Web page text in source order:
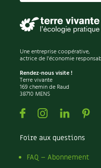
Conception et gros oeuvre
Matériaux écologiques
Énergie
Entretien de la maison
Trucs & astuces
Trocs & petites annonces
Appels à témoignage
Bonnes adresses
Liste des pépiniéristes
Mieux consommer
Une entreprise coopérative,
actrice de l'économie
Rendez-nous visite !
Terre vivante
169 chemin de Raud
38710 MENS
FacebookInstagram
Foire aux questions
FAQ – Abonnement